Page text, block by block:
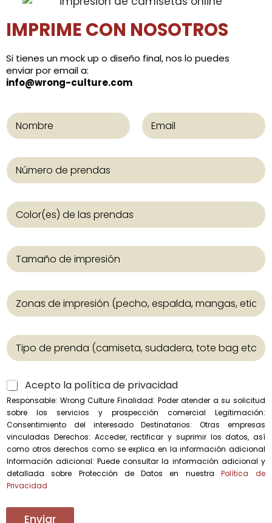
IMPRIME CON NOSOTROS
Si tienes un mock up o diseño final, nos lo puedes
enviar por email a:
info@wrong-culture.com
N
o
m
r
e
m
a
*
Nombre Apellidos
N
ú
m
r
o
p
r
n
d
a
C
o
r
e
T
a
m
ñ
o
l
a
m
p
r
e
s
i
ó
n
Z
o
n
s
d
i
m
p
r
e
s
i
ó
n
T
i
p
d
e
p
r
e
n
d
a
C
a
s
i
l
l
a
s
d
e
e
Acepto la política de privacidad
Responsable: Wrong Culture Finalidad: Poder atender a su solicitud
sobre los servicios y prospección comercial Legitimación:
Consentimiento del interesado Destinatarios: Otras empresas
vinculadas Derechos: Acceder, rectificar y suprimir los datos, así
como otros derechos como se explica en la información adicional
Información adicional: Puede consultar la información adicional y
detallada sobre Protección de Datos en nuestra Política de
Privacidad
Enviar